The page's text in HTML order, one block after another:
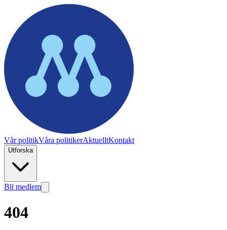
Vår politikVåra politikerAktuelltKontakt
Utforska
Bli medlem
404